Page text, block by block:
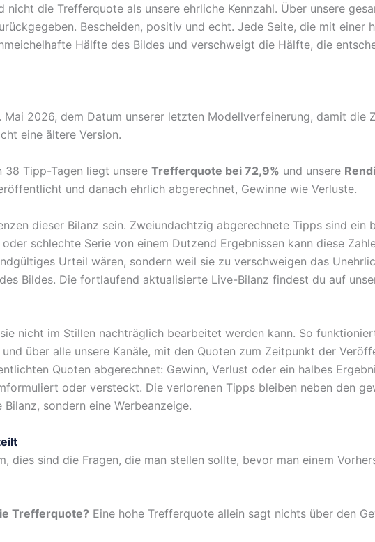
nicht die Trefferquote als unsere ehrliche Kennzahl. Über unsere
Bescheiden, positiv und echt. Jede Seite, die mit einer
Hälfte des Bildes und verschweigt die Hälfte, die
Mai 2026, dem Datum unserer letzten Modellverfeinerung, damit die
eine ältere Version.
38 Tipp-Tagen liegt unsere Trefferquote bei 72,9% und unsere
und danach ehrlich abgerechnet, Gewinne wie Verluste.
dieser Bilanz sein. Zweiundachtzig abgerechnete Tipps sind ein
schlechte Serie von einem Dutzend Ergebnissen kann diese
Urteil wären, sondern weil sie zu verschweigen das
Bildes. Die fortlaufend aktualisierte Live-Bilanz findest du auf
nicht im Stillen nachträglich bearbeitet werden kann. So
über alle unsere Kanäle, mit den Quoten zum Zeitpunkt der
Quoten abgerechnet: Gewinn, Verlust oder ein halbes
oder versteckt. Die verlorenen Tipps bleiben neben den
sondern eine Werbeanzeige.
dies sind die Fragen, die man stellen sollte, bevor man einem
Trefferquote? Eine hohe Trefferquote allein sagt nichts über den